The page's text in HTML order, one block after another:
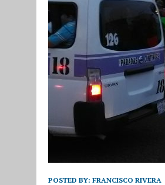
POSTED BY: FRANCISCO RIVERA